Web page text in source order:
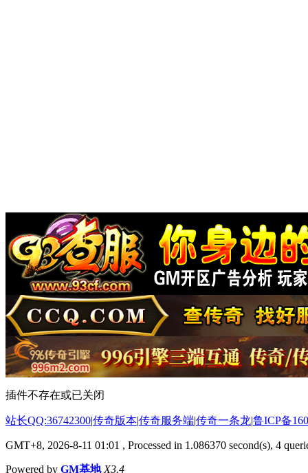
插件不存在或已关闭
站长QQ:36742300|传奇版本|传奇服务端|传奇一条龙|鲁ICP备
GMT+8, 2026-8-11 01:01 , Processed in 1.086370 second(s), 4
Powered by GM基地 X3.4